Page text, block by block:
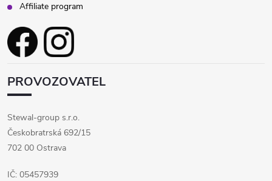
Affiliate program
PROVOZOVATEL
Stewal-group s.r.o.
Českobratrská 692/15
702 00 Ostrava
IČ: 05457939